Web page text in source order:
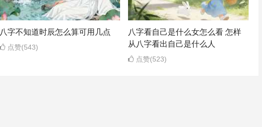
八字不知道时辰怎么算可用几点
点赞(543)
八字看自己是什么女怎么看 怎样
从八字看出自己是什么人
点赞(523)